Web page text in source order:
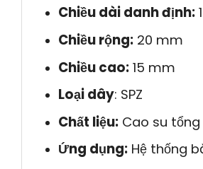
Chiều dài danh định:
Chiều rộng:20 mm
Chiều cao:15 mm
Loại dây: SPZ
Chất liệu:Cao su tổng
Ứng dụng:Hệ thống